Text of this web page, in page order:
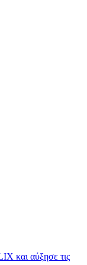
και αύξησε τις